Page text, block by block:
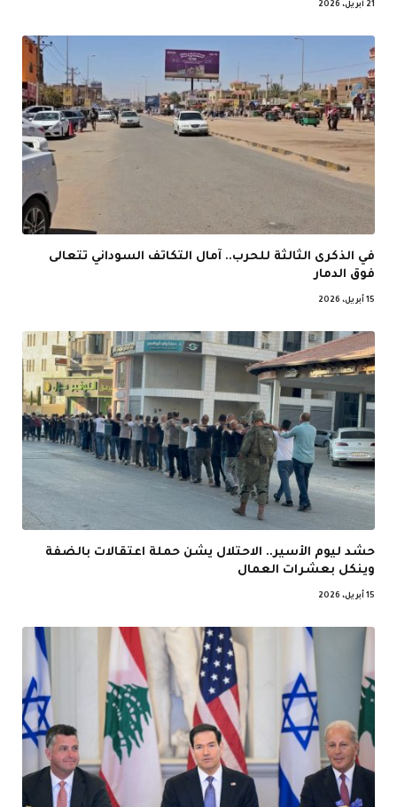
21 أبريل، 2026
في الذكرى الثالثة للحرب.. آمال التكاتف السوداني تتعالى
فوق الدمار
15 أبريل، 2026
حشد ليوم الأسير.. الاحتلال يشن حملة اعتقالات بالضفة
وينكل بعشرات العمال
15 أبريل، 2026